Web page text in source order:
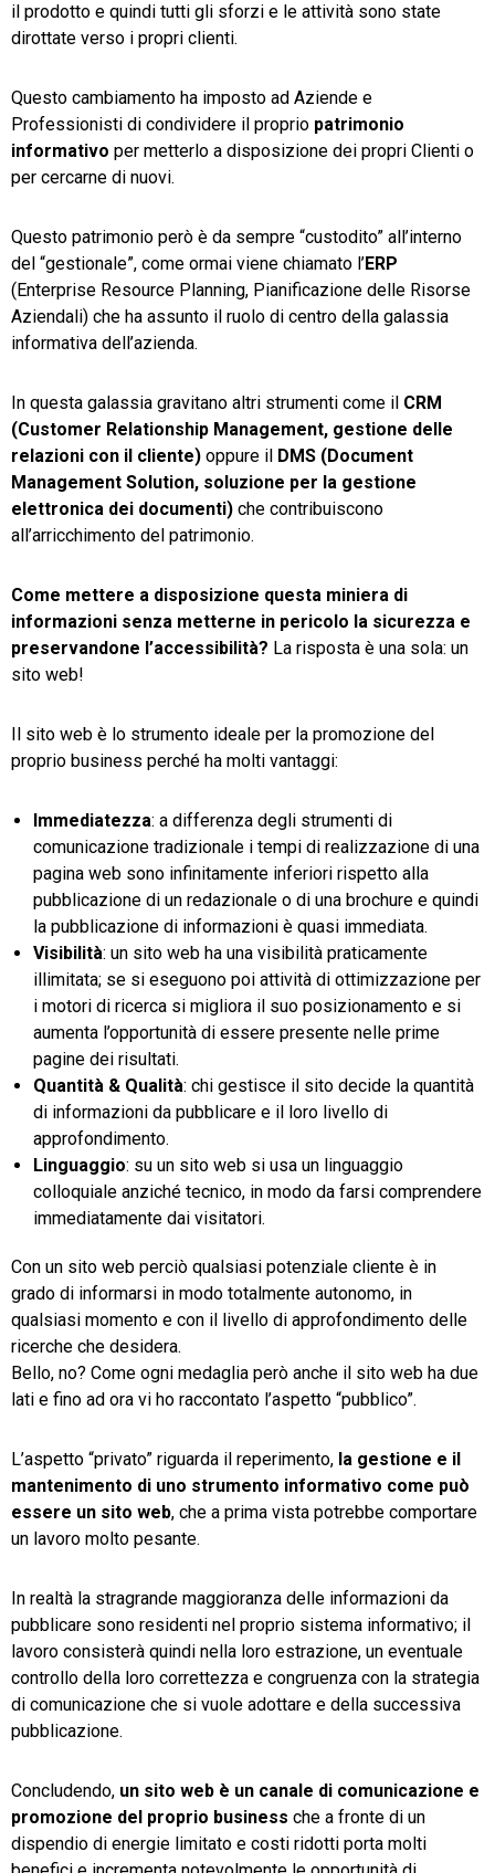
il prodotto e quindi tutti gli sforzi e le attività sono state
dirottate verso i propri clienti.
Questo cambiamento ha imposto ad Aziende e
Professionisti di condividere il proprio patrimonio
informativo per metterlo a disposizione dei propri Clienti o
per cercarne di nuovi.
Questo patrimonio però è da sempre “custodito” all’interno
del “gestionale”, come ormai viene chiamato l’ERP
(Enterprise Resource Planning, Pianificazione delle Risorse
Aziendali) che ha assunto il ruolo di centro della galassia
informativa dell’azienda.
In questa galassia gravitano altri strumenti come il CRM
(Customer Relationship Management, gestione delle
relazioni con il cliente) oppure il DMS (Document
Management Solution, soluzione per la gestione
elettronica dei documenti) che contribuiscono
all’arricchimento del patrimonio.
Come mettere a disposizione questa miniera di
informazioni senza metterne in pericolo la sicurezza e
preservandone l’accessibilità? La risposta è una sola: un
sito web!
Il sito web è lo strumento ideale per la promozione del
proprio business perché ha molti vantaggi:
Immediatezza: a differenza degli strumenti di
comunicazione tradizionale i tempi di realizzazione di una
pagina web sono infinitamente inferiori rispetto alla
pubblicazione di un redazionale o di una brochure e quindi
la pubblicazione di informazioni è quasi immediata.
Visibilità: un sito web ha una visibilità praticamente
illimitata; se si eseguono poi attività di ottimizzazione per
i motori di ricerca si migliora il suo posizionamento e si
aumenta l’opportunità di essere presente nelle prime
pagine dei risultati.
Quantità & Qualità: chi gestisce il sito decide la quantità
di informazioni da pubblicare e il loro livello di
approfondimento.
Linguaggio: su un sito web si usa un linguaggio
colloquiale anziché tecnico, in modo da farsi comprendere
immediatamente dai visitatori.
Con un sito web perciò qualsiasi potenziale cliente è in
grado di informarsi in modo totalmente autonomo, in
qualsiasi momento e con il livello di approfondimento delle
ricerche che desidera.
Bello, no? Come ogni medaglia però anche il sito web ha due
lati e fino ad ora vi ho raccontato l’aspetto “pubblico”.
L’aspetto “privato” riguarda il reperimento, la gestione e il
mantenimento di uno strumento informativo come può
essere un sito web, che a prima vista potrebbe comportare
un lavoro molto pesante.
In realtà la stragrande maggioranza delle informazioni da
pubblicare sono residenti nel proprio sistema informativo; il
lavoro consisterà quindi nella loro estrazione, un eventuale
controllo della loro correttezza e congruenza con la strategia
di comunicazione che si vuole adottare e della successiva
pubblicazione.
Concludendo, un sito web è un canale di comunicazione e
promozione del proprio business che a fronte di un
dispendio di energie limitato e costi ridotti porta molti